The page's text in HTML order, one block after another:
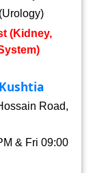
(Kidney,
Road,
& Fri 09:00